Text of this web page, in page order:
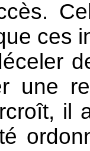
ces
une
il